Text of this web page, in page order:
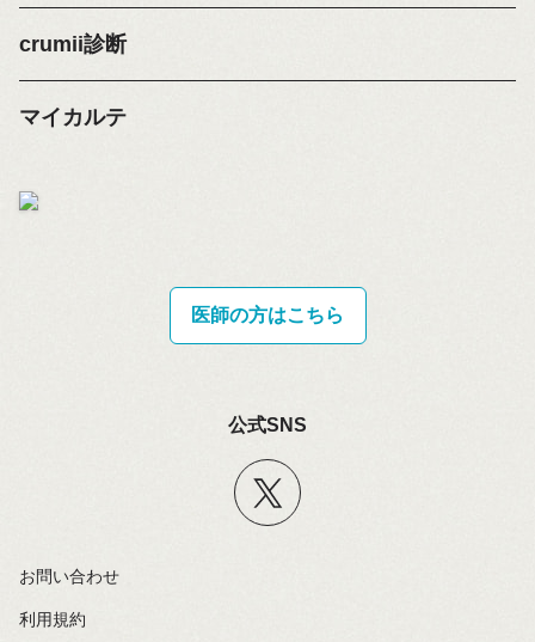
crumii診断
マイカルテ
医師の方はこちら
公式SNS
お問い合わせ
利用規約